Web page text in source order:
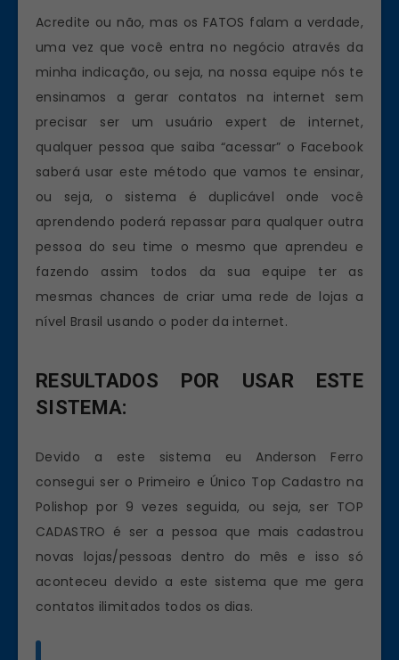
Acredite ou não, mas os FATOS falam a verdade,
uma vez que você entra no negócio através da
minha indicação, ou seja, na nossa equipe nós te
ensinamos a gerar contatos na internet sem
precisar ser um usuário expert de internet,
qualquer pessoa que saiba “acessar” o Facebook
saberá usar este método que vamos te ensinar,
ou seja, o sistema é duplicável onde você
aprendendo poderá repassar para qualquer outra
pessoa do seu time o mesmo que aprendeu e
fazendo assim todos da sua equipe ter as
mesmas chances de criar uma rede de lojas a
nível Brasil usando o poder da internet.
RESULTADOS POR USAR ESTE
SISTEMA:
Devido a este sistema eu Anderson Ferro
consegui ser o Primeiro e Único Top Cadastro na
Polishop por 9 vezes seguida, ou seja, ser TOP
CADASTRO é ser a pessoa que mais cadastrou
novas lojas/pessoas dentro do mês e isso só
aconteceu devido a este sistema que me gera
contatos ilimitados todos os dias.